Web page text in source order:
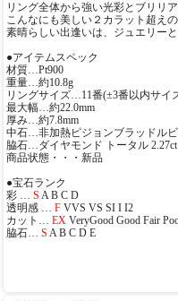
リング全体から強い光彩とブリリ
こんなにも美しい２カラット超え
素晴らしい出逢いは、ジュエリー
●アイテムスペック
材質…Pt900
重量…約10.8g
リングサイズ…11番(±3番以内サイ
最大幅…約22.0mm
厚み…約7.8mm
中石…非加熱ピジョンブラッドルビ
脇石…ダイヤモンド トータル 2.27ct
商品状態・・・新品
●宝石ランク
彩 … S A B C D
透明感 … F VVS VS SI I I2
カット… EX VeryGood Good Fair
脇石… S A B C D E